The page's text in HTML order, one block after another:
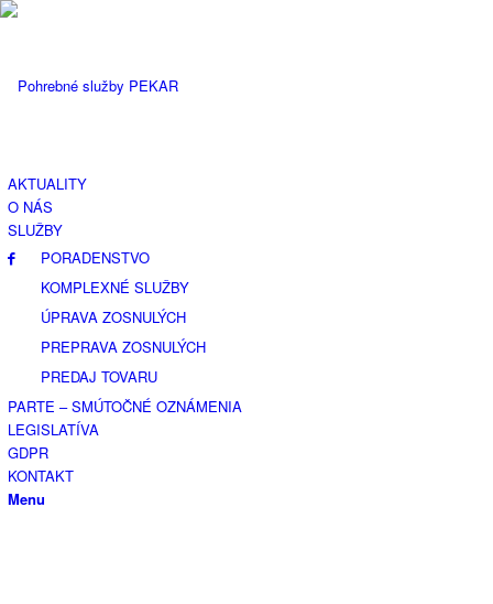
AKTUALITY
O NÁS
SLUŽBY
PORADENSTVO
KOMPLEXNÉ SLUŽBY
ÚPRAVA ZOSNULÝCH
PREPRAVA ZOSNULÝCH
PREDAJ TOVARU
PARTE – SMÚTOČNÉ OZNÁMENIA
LEGISLATÍVA
GDPR
KONTAKT
Menu